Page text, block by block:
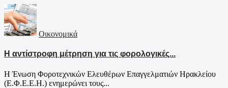
Οικονομικά
Η αντίστροφη μέτρηση για τις φορολογικές...
Η Ένωση Φοροτεχνικών Ελευθέρων Επαγγελματιών Ηρακλείου
(Ε.Φ.Ε.Ε.Η.) ενημερώνει τους...